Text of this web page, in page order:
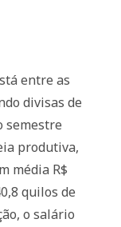
entre as
divisas de
semestre
produtiva,
média R$
quilos de
o salário